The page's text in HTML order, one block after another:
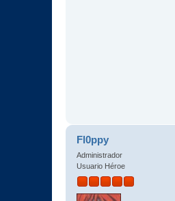
Fl0ppy
Administrador
Usuario Héroe